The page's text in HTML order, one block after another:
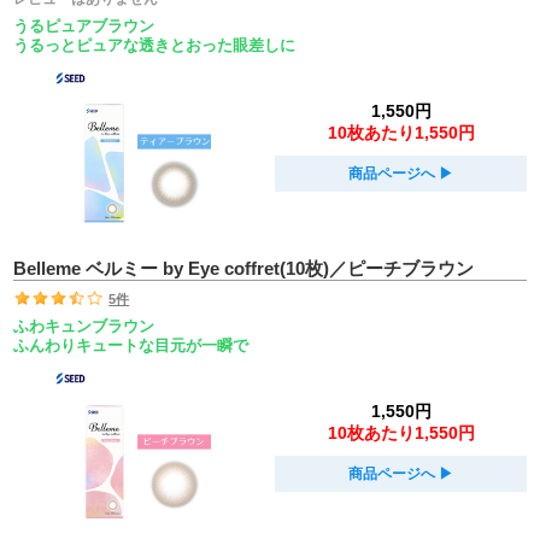
うるピュアブラウン
うるっとピュアな透きとおった眼差しに
1,550円
10枚あたり1,550円
商品ページへ ▶︎
Belleme ベルミー by Eye coffret(10枚)／ピーチブラウン
5件
ふわキュンブラウン
ふんわりキュートな目元が一瞬で
1,550円
10枚あたり1,550円
商品ページへ ▶︎